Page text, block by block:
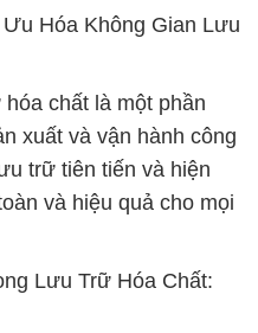
Hóa Không Gian Lưu
chất là một phần
xuất và vận hành công
trữ tiên tiến và hiện
và hiệu quả cho mọi
Lưu Trữ Hóa Chất: